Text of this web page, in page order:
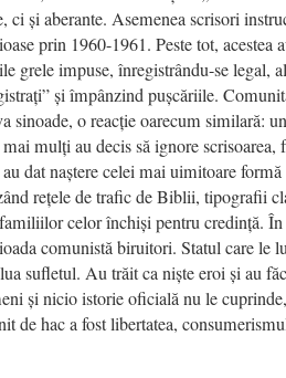
ci și aberante. Asemenea scrisori
prin 1960-1961. Peste tot, acestea
grele impuse, înregistrându-se legal,
și împânzind pușcăriile.
sinoade, o reacție oarecum similară:
mulți au decis să ignore scrisoarea,
dat naștere celei mai uimitoare
rețele de trafic de Biblii, tipografii
celor închiși pentru credință.
comunistă biruitori. Statul care le
sufletul. Au trăit ca niște eroi și au
și nicio istorie oficială nu le
de hac a fost libertatea,